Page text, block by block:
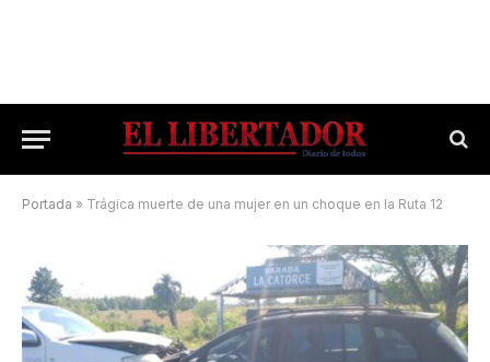
Portada » Trágica muerte de una mujer en un choque en la Ruta 12